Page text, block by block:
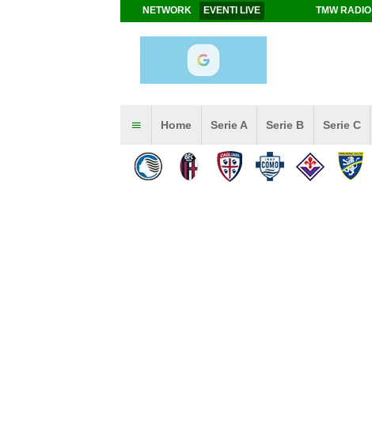
NETWORK EVENTI LIVE TMW RADIO
Home Serie A Serie B Serie C